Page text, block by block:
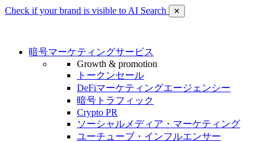
Check if your brand is visible to AI Search ✕
暗号マーケティングサービス
Growth & promotion
トークンセール
DeFiマーケティングエージェンシー
暗号トラフィック
Crypto PR
ソーシャルメディア・マーケティング
ユーチューブ・インフルエンサー